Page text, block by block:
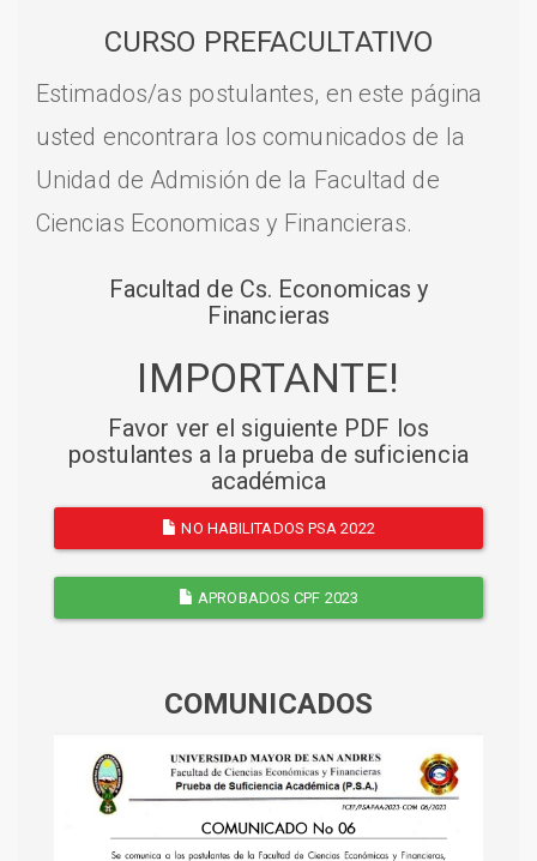
CURSO PREFACULTATIVO
Estimados/as postulantes, en este página
usted encontrara los comunicados de la
Unidad de Admisión de la Facultad de
Ciencias Economicas y Financieras.
Facultad de Cs. Economicas y
Financieras
IMPORTANTE!
Favor ver el siguiente PDF los
postulantes a la prueba de suficiencia
académica
NO HABILITADOS PSA 2022
APROBADOS CPF 2023
COMUNICADOS